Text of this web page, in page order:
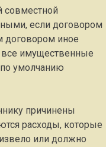
если договором
договором иное
все имущественные
умолчанию
причинены
расходы, которые
или должно